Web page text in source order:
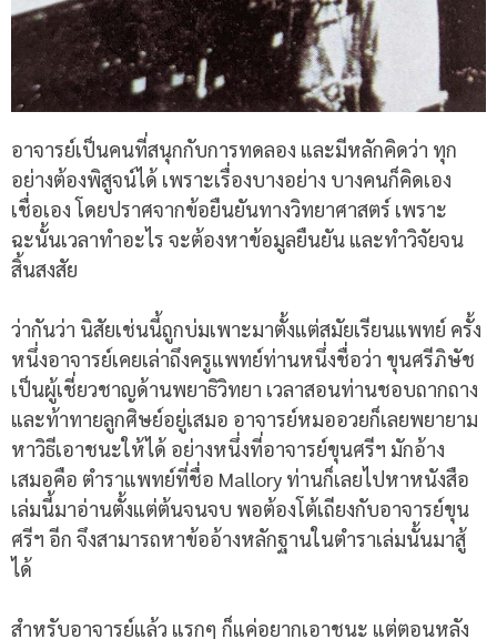
อาจารย์เป็นคนที่สนุกกับการทดลอง และมีหลักคิดว่า ทุก
อย่างต้องพิสูจน์ได้ เพราะเรื่องบางอย่าง บางคนก็คิดเอง
เชื่อเอง โดยปราศจากข้อยืนยันทางวิทยาศาสตร์ เพราะ
ฉะนั้นเวลาทำอะไร จะต้องหาข้อมูลยืนยัน และทำวิจัยจน
สิ้นสงสัย
ว่ากันว่า นิสัยเช่นนี้ถูกบ่มเพาะมาตั้งแต่สมัยเรียนแพทย์ ครั้ง
หนึ่งอาจารย์เคยเล่าถึงครูแพทย์ท่านหนึ่งชื่อว่า ขุนศรีภิษัช
เป็นผู้เชี่ยวชาญด้านพยาธิวิทยา เวลาสอนท่านชอบถากถาง
และท้าทายลูกศิษย์อยู่เสมอ อาจารย์หมออวยก็เลยพยายาม
หาวิธีเอาชนะให้ได้ อย่างหนึ่งที่อาจารย์ขุนศรีฯ มักอ้าง
เสมอคือ ตำราแพทย์ที่ชื่อ Mallory ท่านก็เลยไปหาหนังสือ
เล่มนี้มาอ่านตั้งแต่ต้นจนจบ พอต้องโต้เถียงกับอาจารย์ขุน
ศรีฯ อีก จึงสามารถหาข้ออ้างหลักฐานในตำราเล่มนั้นมาสู้
ได้
สำหรับอาจารย์แล้ว แรกๆ ก็แค่อยากเอาชนะ แต่ตอนหลัง